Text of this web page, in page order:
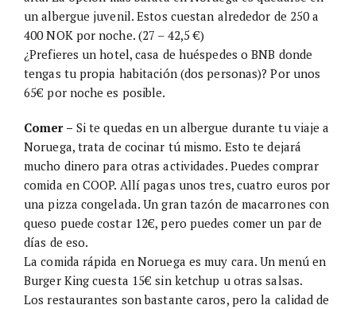
un albergue juvenil. Estos cuestan alrededor de 250 a
400 NOK por noche. (27 – 42,5 €)
¿Prefieres un hotel, casa de huéspedes o BNB donde
tengas tu propia habitación (dos personas)? Por unos
65€ por noche es posible.
Comer – Si te quedas en un albergue durante tu viaje a
Noruega, trata de cocinar tú mismo. Esto te dejará
mucho dinero para otras actividades. Puedes comprar
comida en COOP. Allí pagas unos tres, cuatro euros por
una pizza congelada. Un gran tazón de macarrones con
queso puede costar 12€, pero puedes comer un par de
días de eso.
La comida rápida en Noruega es muy cara. Un menú en
Burger King cuesta 15€ sin ketchup u otras salsas.
Los restaurantes son bastante caros, pero la calidad de